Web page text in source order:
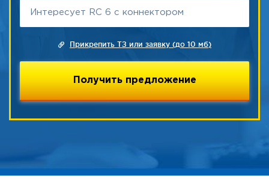
Прикрепить ТЗ или заявку (до 10 мб)